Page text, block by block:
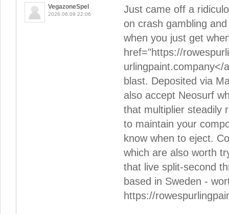
VegazoneSpel
2026.06.09 22:06
Just came off a
on crash gambling
when you just get
href="https://
urlingpaint.company</
blast. Deposited via
also accept Neosurf
that multiplier steadily
to maintain your
know when to eject.
which are also worth
that live split-second
based in Sweden -
https://